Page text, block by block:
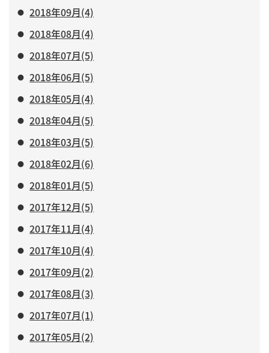
2018年09月(4)
2018年08月(4)
2018年07月(5)
2018年06月(5)
2018年05月(4)
2018年04月(5)
2018年03月(5)
2018年02月(6)
2018年01月(5)
2017年12月(5)
2017年11月(4)
2017年10月(4)
2017年09月(2)
2017年08月(3)
2017年07月(1)
2017年05月(2)